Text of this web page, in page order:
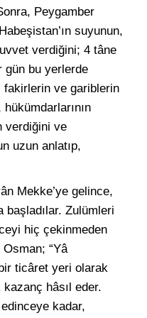
Peygamber
suyunun,
verdiğini; 4 tâne
gün bu yerlerde
ve gariblerin
verdiğini ve
uzun anlatıp,
Mekke’ye gelince,
Zulümleri
hiç çekinmeden
“Yâ
ticâret yeri olarak
hâsıl eder.
kadar,